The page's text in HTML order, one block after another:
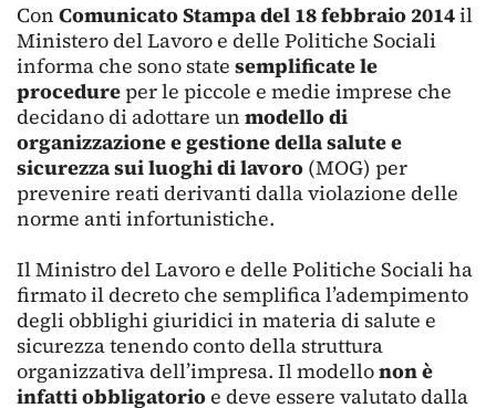
Con Comunicato Stampa del 18 febbraio 2014il
Ministero del Lavoro e delle Politiche Sociali
informa che sono state semplificate le
procedureper le piccole e medie imprese che
decidano di adottare un modello di
organizzazione e gestione della salute e
sicurezza sui luoghi di lavoro (MOG) per
prevenire reati derivanti dalla violazione delle
norme anti infortunistiche.
Il Ministro del Lavoro e delle Politiche Sociali ha
firmato il decreto che semplifica l’adempimento
degli obblighi giuridici in materia di salute e
sicurezza tenendo conto della struttura
organizzativa dell’impresa. Il modellonon è
infatti obbligatorioe deve essere valutato dalla